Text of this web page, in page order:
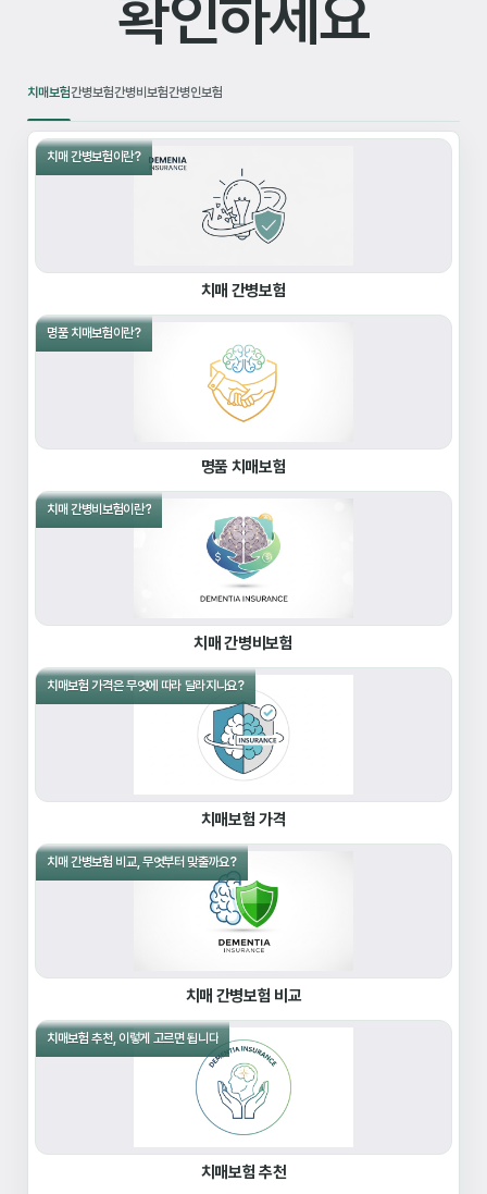
확인하세요
치매보험간병보험간병비보험간병인보험
치매 간병보험이란?
치매 간병보험
명품 치매보험이란?
명품 치매보험
치매 간병비보험이란?
치매 간병비보험
치매보험 가격은 무엇에 따라 달라지나요?
치매보험 가격
치매 간병보험 비교, 무엇부터 맞출까요?
치매 간병보험 비교
치매보험 추천, 이렇게 고르면 됩니다
치매보험 추천